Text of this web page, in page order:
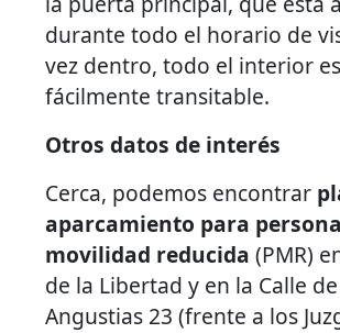
durante todo el horario de
vez dentro, todo el interior es
fácilmente transitable.
Otros datos de interés
Cerca, podemos encontrar
aparcamiento para
movilidad reducida (PMR)
de la Libertad y en la Calle
Angustias 23 (frente a los